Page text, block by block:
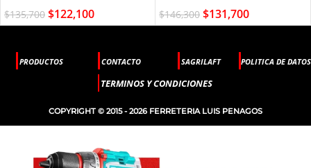
$135,700 $122,100 $146,300 $131,700
PRODUCTOS CONTACTO SAGRILAFT POLITICA DE DATOS
TERMINOS Y CONDICIONES
COPYRIGHT © 2015 - 2026 FERRETERIA LUIS PENAGOS